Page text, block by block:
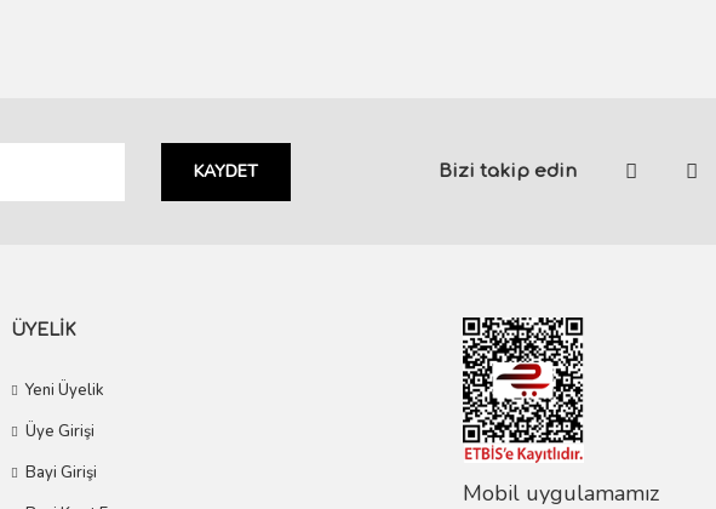
KAYDET Bizi takip edin
ÜYELİK
Yeni Üyelik
Üye Girişi
Bayi Girişi
Mobil uygulamamız